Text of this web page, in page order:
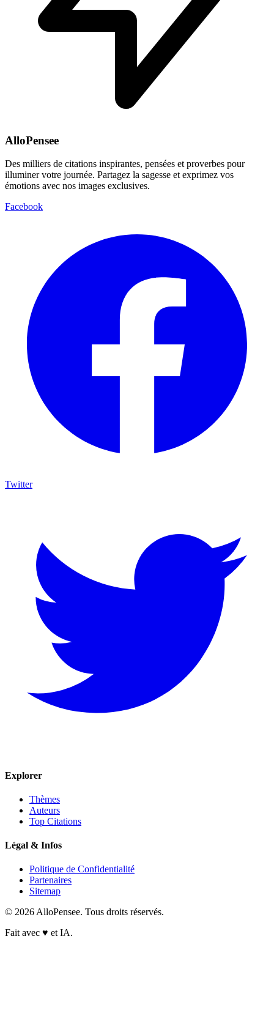
AlloPensee
Des milliers de citations inspirantes, pensées et proverbes pour
illuminer votre journée. Partagez la sagesse et exprimez vos
émotions avec nos images exclusives.
Facebook
Twitter
Explorer
Thèmes
Auteurs
Top Citations
Légal & Infos
Politique de Confidentialité
Partenaires
Sitemap
© 2026 AlloPensee. Tous droits réservés.
Fait avec ♥ et IA.